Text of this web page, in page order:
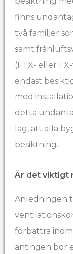
finns
två familjer
samt
(FTX- eller
endast
med
detta
lag, att alla
besiktning.
Är det viktigt
Anledningen
förbättra
antingen bor